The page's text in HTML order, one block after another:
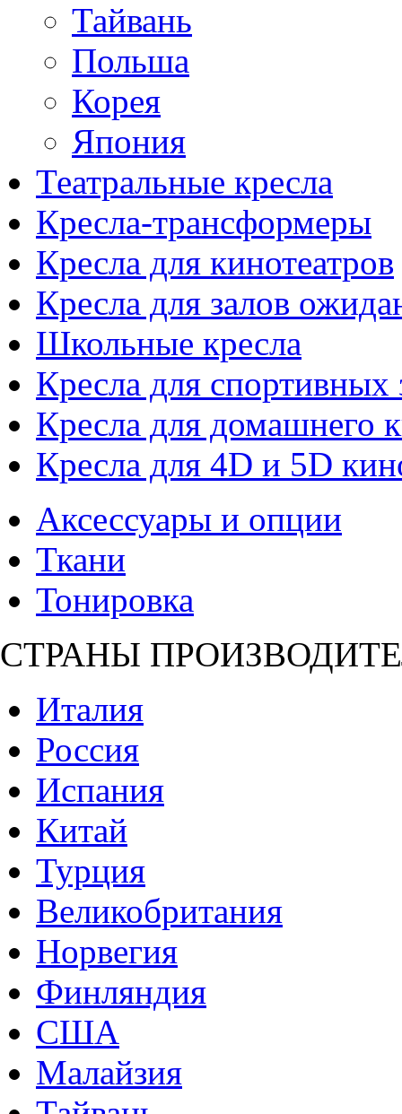
Тайвань
Польша
Корея
Япония
Театральные кресла
Кресла-трансформеры
Кресла для кинотеатров
Кресла для залов
Школьные кресла
Кресла для спортивных
Кресла для домашнего
Кресла для 4D и 5D
Аксессуары и опции
Ткани
Тонировка
СТРАНЫ
Италия
Россия
Испания
Китай
Турция
Великобритания
Норвегия
Финляндия
США
Малайзия